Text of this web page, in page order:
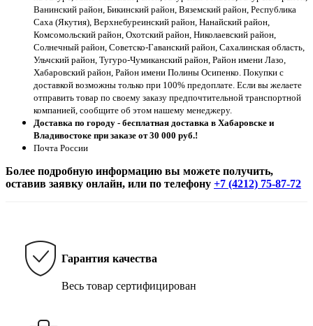
Ванинский район, Бикинский район, Вяземский район, Республика
Саха (Якутия), Верхнебуреинский район, Нанайский район,
Комсомольский район, Охотский район, Николаевский район,
Солнечный район, Советско-Гаванский район, Сахалинская область,
Ульчский район, Тугуро-Чумиканский район, Район имени Лазо,
Хабаровский район, Район имени Полины Осипенко. Покупки с
доставкой возможны только при 100% предоплате. Если вы желаете
отправить товар по своему заказу предпочтительной транспортной
компанией, сообщите об этом нашему менеджеру.
Доставка по городу - бесплатная доставка в Хабаровске и
Владивостоке при заказе от 30 000 руб.!
Почта России
Более подробную информацию вы можете получить,
оставив заявку онлайн, или по телефону +7 (4212) 75-87-72
Гарантия качества
Весь товар сертифицирован